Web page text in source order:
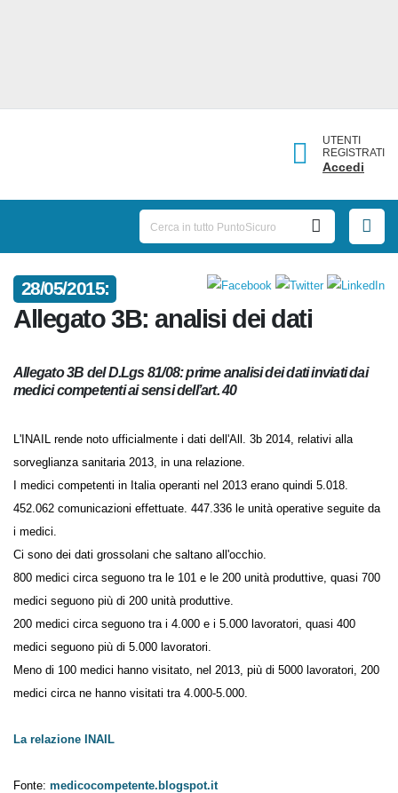
UTENTI
REGISTRATI
Accedi
28/05/2015:
Allegato 3B: analisi dei dati
Allegato 3B del D.Lgs 81/08: prime analisi dei dati inviati dai
medici competenti ai sensi dell’art. 40
L'INAIL rende noto ufficialmente i dati dell'All. 3b 2014, relativi alla
sorveglianza sanitaria 2013, in una relazione.
I medici competenti in Italia operanti nel 2013 erano quindi 5.018.
452.062 comunicazioni effettuate. 447.336 le unità operative seguite
da i medici.
Ci sono dei dati grossolani che saltano all'occhio.
800 medici circa seguono tra le 101 e le 200 unità produttive, quasi 700
medici seguono più di 200 unità produttive.
200 medici circa seguono tra i 4.000 e i 5.000 lavoratori, quasi 400
medici seguono più di 5.000 lavoratori.
Meno di 100 medici hanno visitato, nel 2013, più di 5000 lavoratori, 200
medici circa ne hanno visitati tra 4.000-5.000.
La relazione INAIL